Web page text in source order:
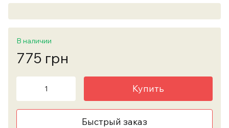
В наличии
775 грн
Купить
Быстрый заказ